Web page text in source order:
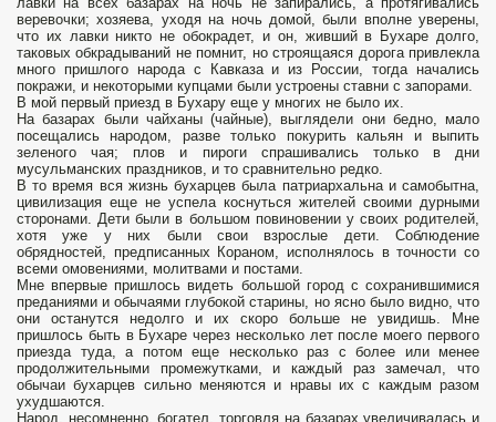
веревочки; хозяева, уходя на ночь домой, были вполне уверены,
что их лавки никто не обокрадет, и он, живший в Бухаре долго,
таковых обкрадываний не помнит, но строящаяся дорога привлекла
много пришлого народа с Кавказа и из России, тогда начались
покражи, и некоторыми купцами были устроены ставни с запорами.
В мой первый приезд в Бухару еще у многих не было их.
На базарах были чайханы (чайные), выглядели они бедно, мало
посещались народом, разве только покурить кальян и выпить
зеленого чая; плов и пироги спрашивались только в дни
мусульманских праздников, и то сравнительно редко.
В то время вся жизнь бухарцев была патриархальна и самобытна,
цивилизация еще не успела коснуться жителей своими дурными
сторонами. Дети были в большом повиновении у своих родителей,
хотя уже у них были свои взрослые дети. Соблюдение
обрядностей, предписанных Кораном, исполнялось в точности со
всеми омовениями, молитвами и постами.
Мне впервые пришлось видеть большой город с сохранившимися
преданиями и обычаями глубокой старины, но ясно было видно, что
они останутся недолго и их скоро больше не увидишь. Мне
пришлось быть в Бухаре через несколько лет после моего первого
приезда туда, а потом еще несколько раз с более или менее
продолжительными промежутками, и каждый раз замечал, что
обычаи бухарцев сильно меняются и нравы их с каждым разом
ухудшаются.
Народ, несомненно, богател, торговля на базарах увеличивалась и